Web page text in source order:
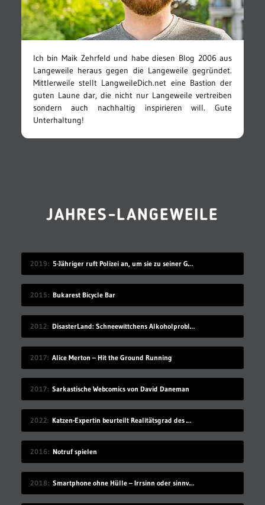
Ich bin Maik Zehrfeld und habe diesen Blog 2006 aus
Langeweile heraus gegen die Langeweile gegründet.
Mittlerweile stellt LangweileDich.net eine Bastion der
guten Laune dar, die nicht nur Langeweile vertreiben
sondern auch nachhaltig inspirieren will. Gute
Unterhaltung!
JAHRES-LANGEWEILE
2019 5-Jähriger ruft Polizei an, um sie zu seiner Geburtstagsparty einzuladen
2015 Bukarest Bicycle Bar
2012 DisasterLand: Schneewittchens Alkoholproblem
2017 Alice Merton – Hit the Ground Running
2017 Sarkastische Webcomics von David Daneman
2022 Katzen-Expertin beurteilt Realitätsgrad des Verhaltens in „Stray“
2016 Notruf spielen
2018 Smartphone ohne Hülle – Irrsinn oder sinnvoll?